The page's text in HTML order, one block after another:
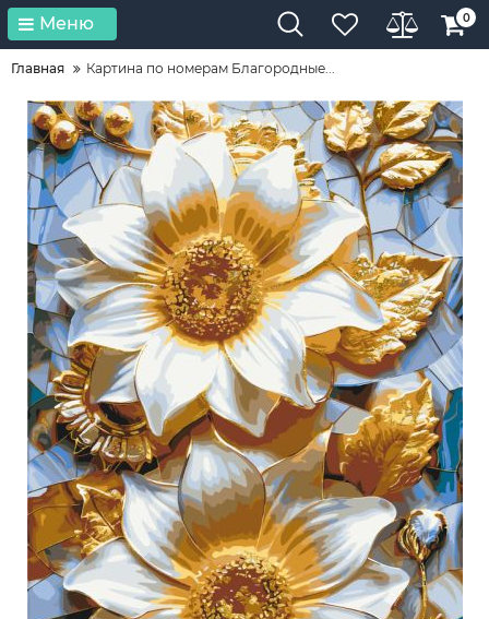
Меню 0
Главная Картина по номерам Благородные...